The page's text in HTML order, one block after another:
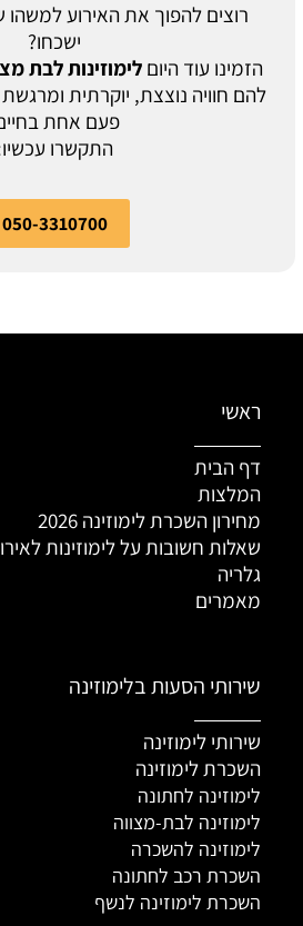
רוצים להפוך את האירוע למשהו
ישכחו?
הזמינו עוד היום לימוזינות לבת
להם חוויה נוצצת, יוקרתית
פעם אחת
התקשרו
050-3310700
ראשי
דף הבית
המלצות
מחירון השכרת לימוזינה 2026
שאלות חשובות על לימוזינות
גלריה
מאמרים
שירותי הסעות בלימוזינה
שירותי לימוזינה
השכרת לימוזינה
לימוזינה לחתונה
לימוזינה לבת-מצווה
לימוזינה להשכרה
השכרת רכב לחתונה
השכרת לימוזינה לנשף